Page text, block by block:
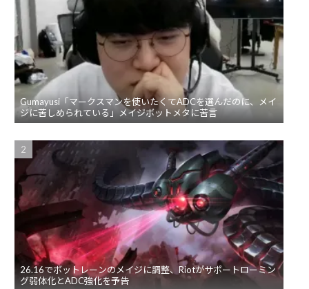
Gumayusi「マークスマンを使いたくてADCを選んだのに、メイ
ジに苦しめられている」メイジボットメタに苦言
26.16でボットレーンのメイジに調整、Riotがサポートローミン
グ弱体化とADC強化を予告